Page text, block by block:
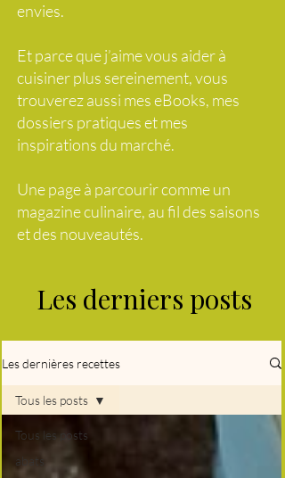
envies.
Et parce que j’aime vous aider à
cuisiner plus sereinement, vous
trouverez aussi mes eBooks, mes
dossiers pratiques et mes
inspirations du marché.
Une page à parcourir comme un
magazine culinaire, au fil des saisons
et des nouveautés.
Les derniers posts
Les dernières recettes
Tous les posts
abats
Tous les posts